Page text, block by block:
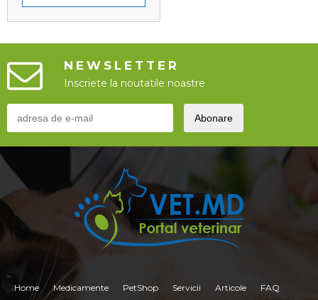
NEWSLETTER
Inscriete la noutatile noastre
Home Medicamente PetShop Servicii Articole FAQ